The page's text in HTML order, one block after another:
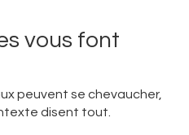
vous font
peuvent se chevaucher,
disent tout.